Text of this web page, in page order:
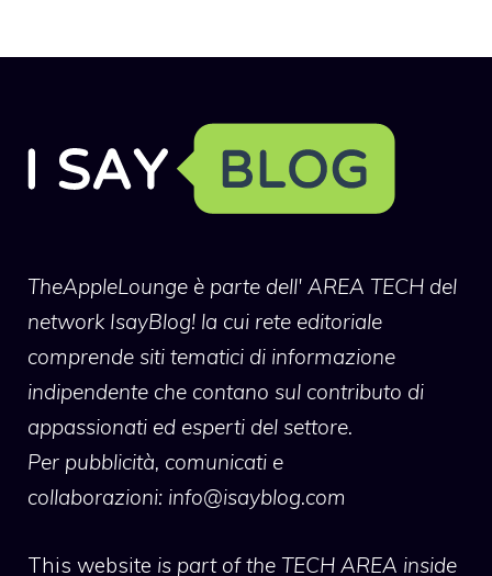
TheAppleLounge è parte dell' AREA TECH del
network IsayBlog! la cui rete editoriale
comprende siti tematici di informazione
indipendente che contano sul contributo di
appassionati ed esperti del settore.
Per pubblicità, comunicati e
collaborazioni: info@isayblog.com
This website is part of the TECH AREA inside